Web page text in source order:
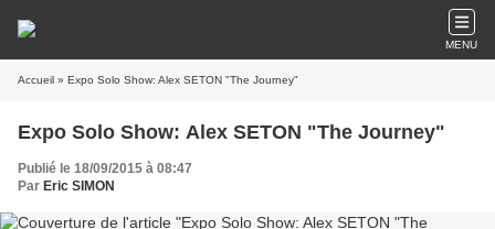
MENU
Accueil » Expo Solo Show: Alex SETON "The Journey"
Expo Solo Show: Alex SETON "The Journey"
Publié le 18/09/2015 à 08:47
Par Eric SIMON